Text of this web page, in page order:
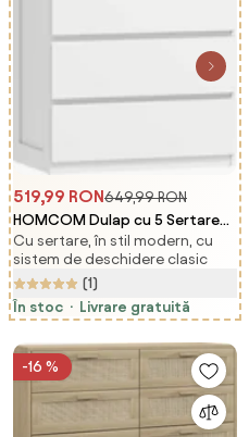
519,99 RON649,99 RON
HOMCOM Dulap cu 5 Sertare
pentru Dormitor, Dulap
Depozitare cu Glisiere Metalice
și Canelură, Cufăr Alb, Ideal
pentru Spațiu și Stil | Aosom
Cu sertare, în stil modern, cu
sistem de deschidere clasic
(1)
În stoc
Livrare gratuită
-16 %